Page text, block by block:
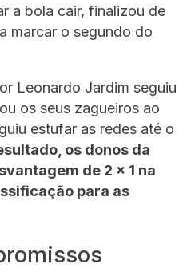
a bola cair, finalizou de
marcar o segundo do
Leonardo Jardim seguiu
os seus zagueiros ao
estufar as redes até o
os donos da
de 2 x 1 na
para as